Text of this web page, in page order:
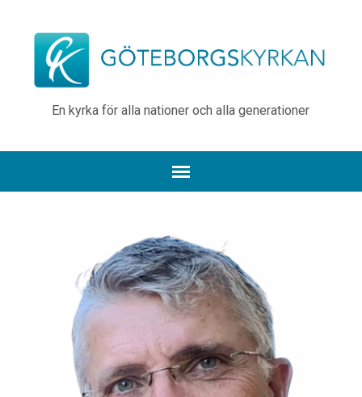
En kyrka för alla nationer och alla generationer